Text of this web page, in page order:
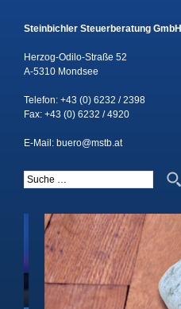
Steinbichler Steuerberatung GmbH
Herzog-Odilo-Straße 52
A-5310 Mondsee
Telefon: +43 (0) 6232 / 2398
Fax: +43 (0) 6232 / 4920
E-Mail: buero@mstb.at
Suche nach: